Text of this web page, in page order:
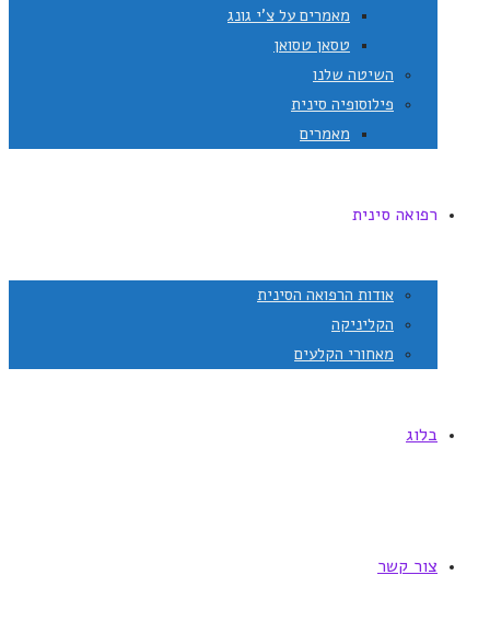
מאמרים על צ'י גונג
טסאן טסואן
השיטה שלנו
פילוסופיה סינית
מאמרים
רפואה סינית
אודות הרפואה הסינית
הקליניקה
מאחורי הקלעים
בלוג
צור קשר